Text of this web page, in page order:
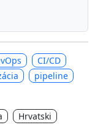
CI/CD
pipeline
Hrvatski